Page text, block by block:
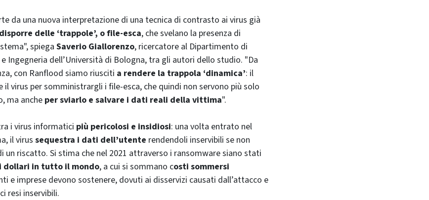
da una nuova interpretazione di una tecnica di contrasto ai virus già
delle ‘trappole’, o file-esca, che svelano la presenza di
spiega Saverio Giallorenzo, ricercatore al Dipartimento di
Ingegneria dell’Università di Bologna, tra gli autori dello studio. "Da
con Ranflood siamo riusciti a rendere la trappola ‘dinamica’: il
il virus per somministrargli i file-esca, che quindi non servono più solo
ma anche per sviarlo e salvare i dati reali della vittima".
i virus informatici più pericolosi e insidiosi: una volta entrato nel
il virussequestra i dati dell’utente rendendoli inservibili se non
un riscatto. Si stima che nel 2021 attraverso i ransomware siano stati
dollari in tutto il mondo, a cui si sommano costi sommersi
e imprese devono sostenere, dovuti ai disservizi causati dall’attacco e
resi inservibili.